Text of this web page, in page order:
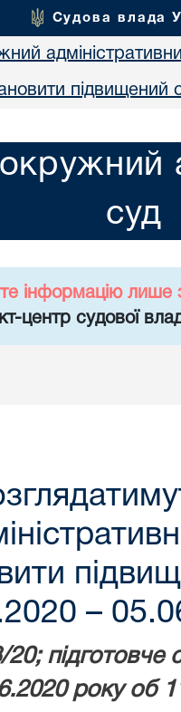
Судова влада
підвищений
суд
інформацію лише
центр судової
–
20; підготовче
року об